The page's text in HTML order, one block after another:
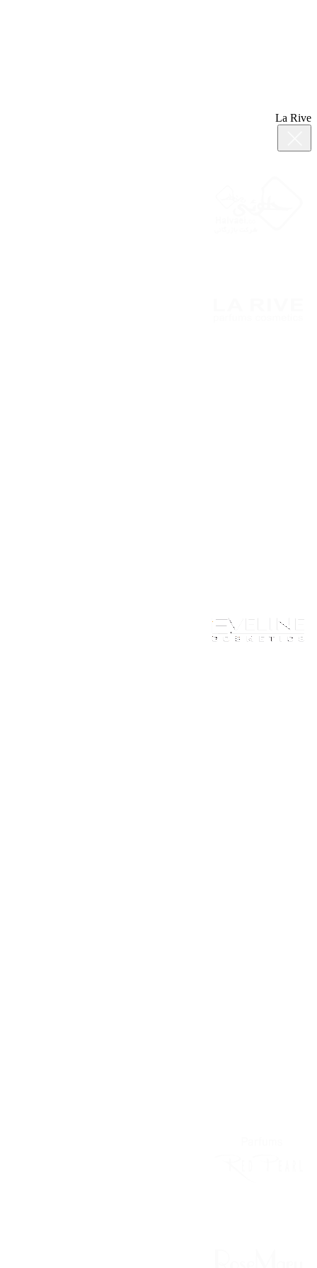
La Rive